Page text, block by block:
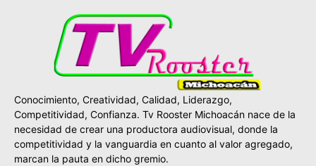
Conocimiento, Creatividad, Calidad, Liderazgo,
Competitividad, Confianza. Tv Rooster Michoacán nace de la
necesidad de crear una productora audiovisual, donde la
competitividad y la vanguardia en cuanto al valor agregado,
marcan la pauta en dicho gremio.